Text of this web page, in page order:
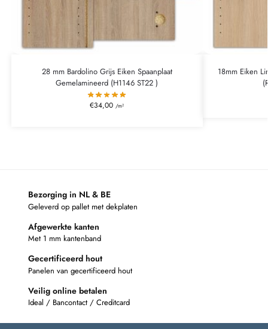
28 mm Bardolino Grijs Eiken Spaanplaat
Gemelamineerd (H1146 ST22 )
€34,00 /m²
18mm Eiken
Bezorging in NL & BE
Geleverd op pallet met dekplaten
Afgewerkte kanten
Met 1 mm kantenband
Gecertificeerd hout
Panelen van gecertificeerd hout
Veilig online betalen
Ideal / Bancontact / Creditcard